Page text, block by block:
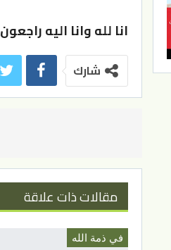
انا لله وانا اليه راجعون
شارك
مقالات ذات علاقة
في ذمة الله